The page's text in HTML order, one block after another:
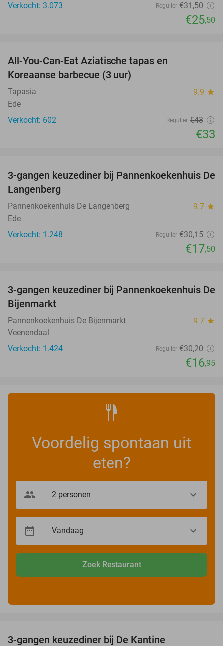
Verkocht: 3.073
Regulier €31,50
€25,50
All-You-Can-Eat Aziatische tapas en
Koreaanse barbecue (3 uur)
Tapasia 9.9 star
Ede
Verkocht: 602
Regulier €43
€33
42%
3-gangen keuzediner bij Pannenkoekenhuis De
Langenberg
Pannenkoekenhuis De Langenberg 9.7 star
Ede
Verkocht: 1.248
Regulier €30,15
€17,50
44%
3-gangen keuzediner bij Pannenkoekenhuis De
Bijenmarkt
Pannenkoekenhuis De Bijenmarkt 9.7 star
Veenendaal
Verkocht: 1.424
Regulier €30,20
€16,95
Voordelig spontaan uit
eten?
Zoek Restaurant
3-gangen keuzediner bij De Kantine